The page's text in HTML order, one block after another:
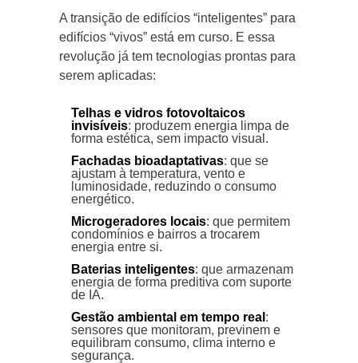
A transição de edifícios “inteligentes” para
edifícios “vivos” está em curso. E essa
revolução já tem tecnologias prontas para
serem aplicadas:
Telhas e vidros fotovoltaicos
invisíveis: produzem energia limpa de
forma estética, sem impacto visual.
Fachadas bioadaptativas: que se
ajustam à temperatura, vento e
luminosidade, reduzindo o consumo
energético.
Microgeradores locais: que permitem
condomínios e bairros a trocarem
energia entre si.
Baterias inteligentes: que armazenam
energia de forma preditiva com suporte
de IA.
Gestão ambiental em tempo real :
sensores que monitoram, previnem e
equilibram consumo, clima interno e
segurança.